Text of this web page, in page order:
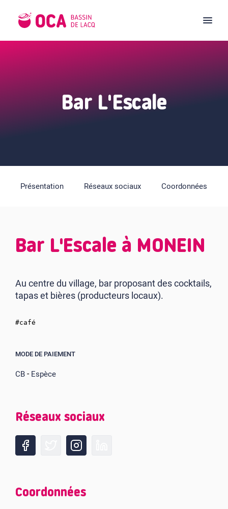
Bar L'Escale
Présentation Réseaux sociaux Coordonnées
Bar L'Escale à MONEIN
Au centre du village, bar proposant des cocktails,
tapas et bières (producteurs locaux).
#café
MODE DE PAIEMENT
CB-Espèce
Réseaux sociaux
Coordonnées